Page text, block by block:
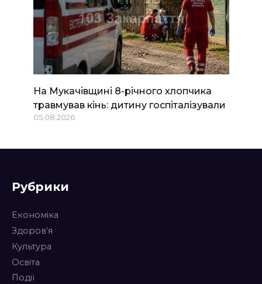
На Мукачівщині 8-річного хлопчика
травмував кінь: дитину госпіталізували
05.08.2026
Рубрики
Економіка
Здоров’я
Культура
Освіта
Події